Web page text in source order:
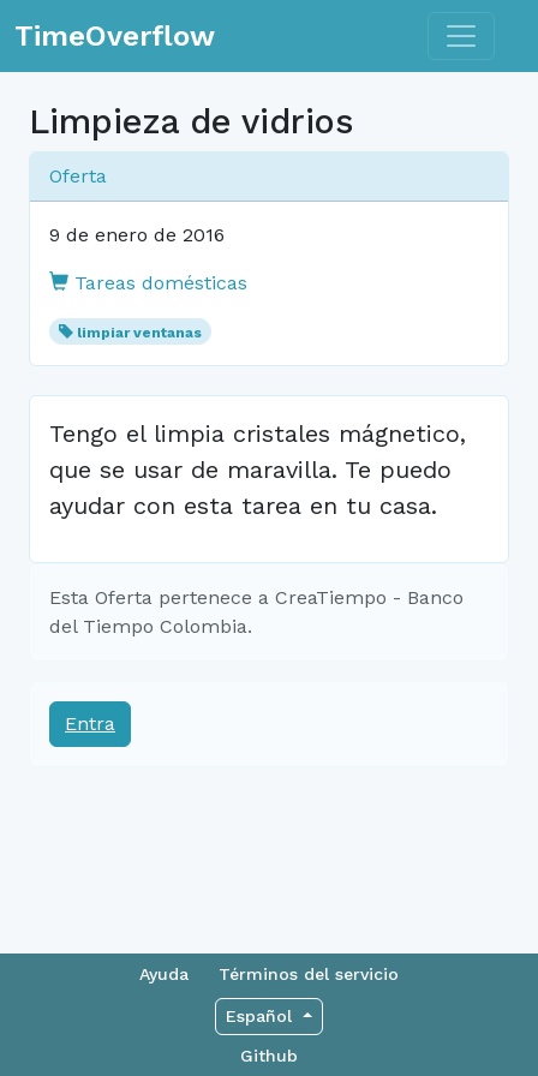
TimeOverflow Toggle
Limpieza de vidrios
Oferta
9 de enero de 2016
Tareas domésticas
limpiar ventanas
Tengo el limpia cristales mágnetico,
que se usar de maravilla. Te puedo
ayudar con esta tarea en tu casa.
Esta Oferta pertenece a CreaTiempo - Banco
del Tiempo Colombia.
Entra
Ayuda Términos del servicio
Español
Github